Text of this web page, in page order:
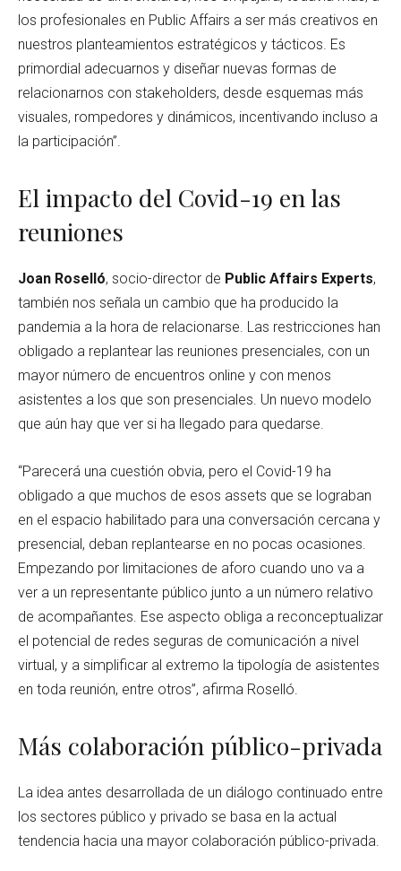
los profesionales en Public Affairs a ser más creativos en
nuestros planteamientos estratégicos y tácticos. Es
primordial adecuarnos y diseñar nuevas formas de
relacionarnos con stakeholders, desde esquemas más
visuales, rompedores y dinámicos, incentivando incluso a
la participación”.
El impacto del Covid-19 en las
reuniones
Joan Roselló, socio-director de Public Affairs Experts,
también nos señala un cambio que ha producido la
pandemia a la hora de relacionarse. Las restricciones han
obligado a replantear las reuniones presenciales, con un
mayor número de encuentros online y con menos
asistentes a los que son presenciales. Un nuevo modelo
que aún hay que ver si ha llegado para quedarse.
“Parecerá una cuestión obvia, pero el Covid-19 ha
obligado a que muchos de esos assets que se lograban
en el espacio habilitado para una conversación cercana y
presencial, deban replantearse en no pocas ocasiones.
Empezando por limitaciones de aforo cuando uno va a
ver a un representante público junto a un número relativo
de acompañantes. Ese aspecto obliga a reconceptualizar
el potencial de redes seguras de comunicación a nivel
virtual, y a simplificar al extremo la tipología de asistentes
en toda reunión, entre otros”, afirma Roselló.
Más colaboración público-privada
La idea antes desarrollada de un diálogo continuado entre
los sectores público y privado se basa en la actual
tendencia hacia una mayor colaboración público-privada.